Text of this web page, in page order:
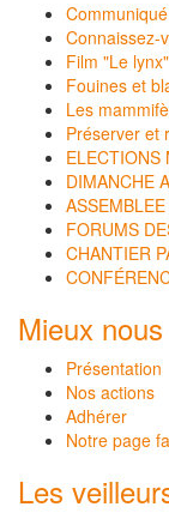
Connaissez-
Film "Le
Fouines et
Les
Préserver et
ELECTIONS
DIMANCHE
FORUMS
CHANTIER
Mieux
Présentation
Nos actions
Adhérer
Notre page
Les